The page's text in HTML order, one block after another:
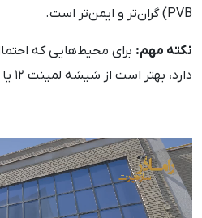
PVB) گران‌تر و ایمن‌تر است.
نکته مهم: برای محیط‌هایی که
دارد، بهتر است از شیشه لمینت ۱۲ یا ۱۶ میل استفاده شود.